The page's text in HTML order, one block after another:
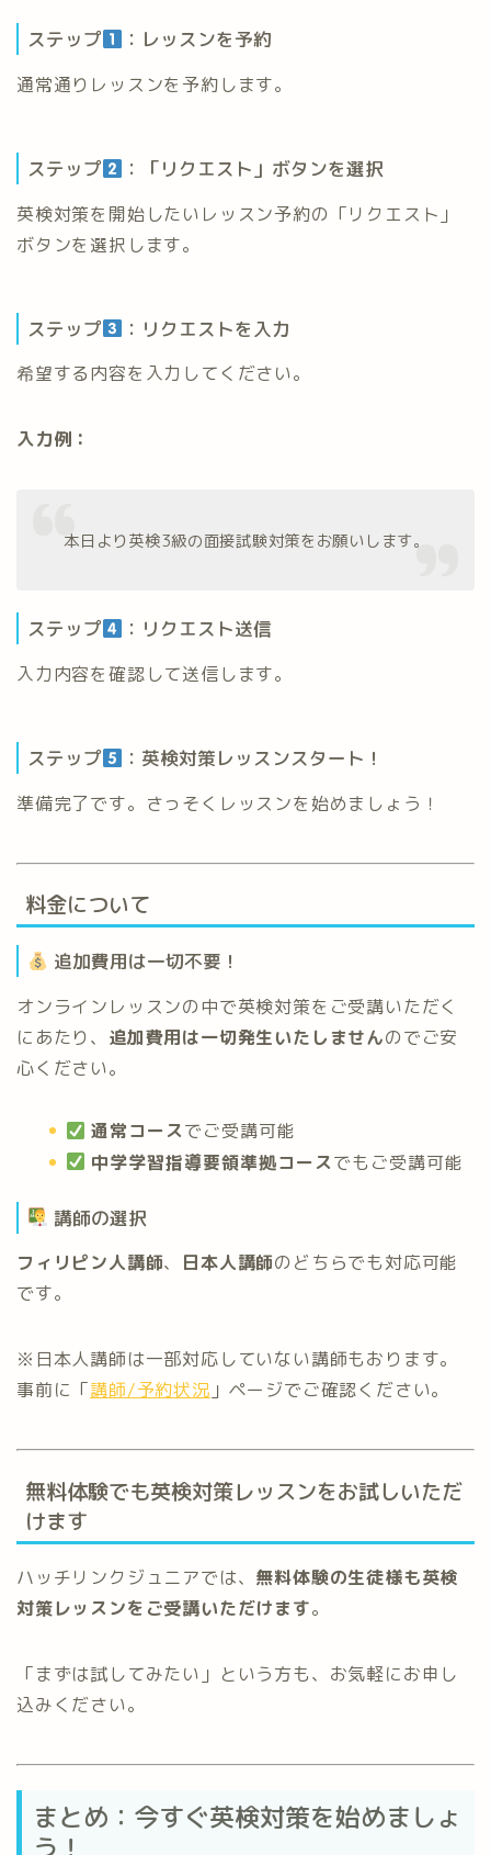
ステップ ：レッスンを予約
通常通りレッスンを予約します。
ステップ ：「リクエスト」ボタンを選択
英検対策を開始したいレッスン予約の「リクエスト」
ボタンを選択します。
ステップ ：リクエストを入力
希望する内容を入力してください。
入力例：
本日より英検3級の面接試験対策をお願いします。
ステップ ：リクエスト送信
入力内容を確認して送信します。
ステップ ：英検対策レッスンスタート！
準備完了です。さっそくレッスンを始めましょう！
料金について
追加費用は一切不要！
オンラインレッスンの中で英検対策をご受講いただく
にあたり、 追加費用は一切発生いたしませんのでご安
心ください。
通常コースでご受講可能
中学学習指導要領準拠コースでもご受講可能
講師の選択
フィリピン人講師、 日本人講師のどちらでも対応可能
です。
※日本人講師は一部対応していない講師もおります。
事前に「講師/予約状況 」ページでご確認ください。
無料体験でも英検対策レッスンをお試しいただ
けます
ハッチリンクジュニアでは、 無料体験の生徒様も英検
対策レッスンをご受講いただけます。
「まずは試してみたい」という方も、お気軽にお申し
込みください。
まとめ：今すぐ英検対策を始めましょ
う！